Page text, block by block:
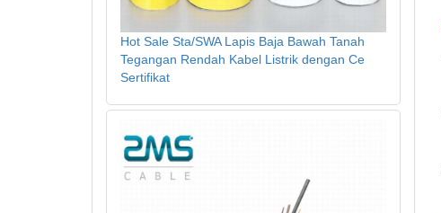
Hot Sale Sta/SWA Lapis Baja Bawah Tanah
Tegangan Rendah Kabel Listrik dengan Ce
Sertifikat